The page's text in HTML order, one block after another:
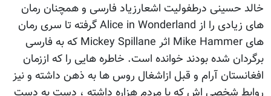
خالد حسینی درطفولیت اشعارزیاد فارسی و همچنان رمان
های زیادی را از Alice in Wonderland گرفته تا سری رمان
های Mike Hammer اثر Mickey Spillane که به فارسی
برگردان شده بودند خوانده است. خاطره هایی را که اززمان
افغانستان آرام و قبل ازاشغال روس ها به ذهن داشته و نیز